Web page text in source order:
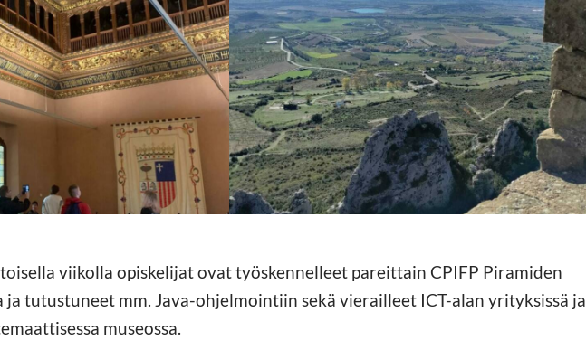
viikolla opiskelijat ovat työskennelleet pareittain CPIFP Piramiden
ja tutustuneet mm. Java-ohjelmointiin sekä vierailleet ICT-alan yrityksissä ja
museossa.